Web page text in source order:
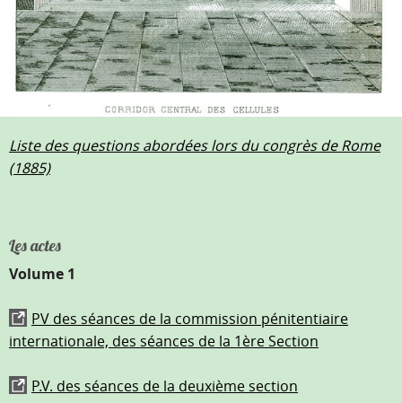
Liste des questions abordées lors du congrès de Rome
(1885)
Les actes
Volume 1
PV des séances de la commission pénitentiaire
internationale, des séances de la 1ère Section
P.V. des séances de la deuxième section